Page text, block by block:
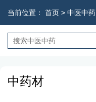
当前位置： 首页 > 中医中药
中药材